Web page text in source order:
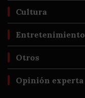
Cultura
Entretenimiento
Otros
Opinión experta